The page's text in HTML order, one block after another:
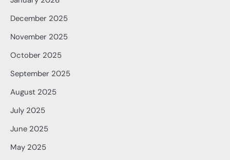
December 2025
November 2025
October 2025
September 2025
August 2025
July 2025
June 2025
May 2025